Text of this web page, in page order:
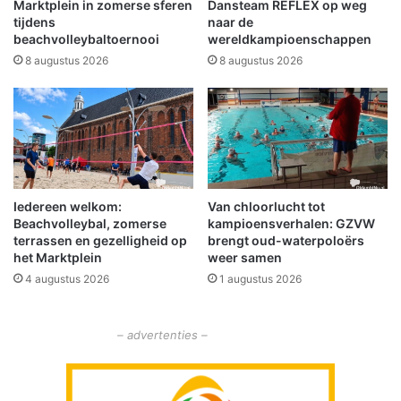
e
n
w
n
i
n
g
m
e
t
h
e
n
n
s
s
e
v
o
o
r
G
r
o
n
i
n
g
Marktplein in zomerse sferen
tijdens
beachvolleybaltoernooi
8 augustus 2026
Dansteam REFLEX op weg
naar de
wereldkampioenschappen
8 augustus 2026
Iedereen welkom:
Beachvolleybal, zomerse
terrassen en gezelligheid op
het Marktplein
4 augustus 2026
Van chloorlucht tot
kampioensverhalen: GZVW
brengt oud-waterpoloërs
weer samen
1 augustus 2026
– advertenties –